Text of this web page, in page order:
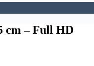
cm – Full HD